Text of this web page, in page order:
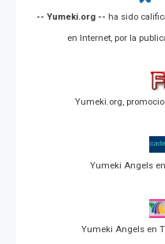
-- Yumeki.org -- ha sido
en Internet, por la
Yumeki.org,
Yumeki Angels
Yumeki Angels en